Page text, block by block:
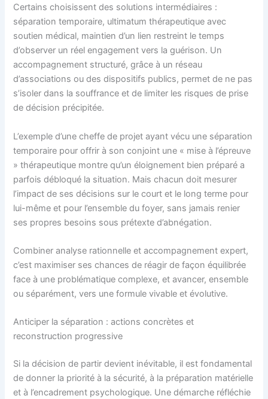
Certains choisissent des solutions intermédiaires :
séparation temporaire, ultimatum thérapeutique avec
soutien médical, maintien d’un lien restreint le temps
d’observer un réel engagement vers la guérison. Un
accompagnement structuré, grâce à un réseau
d’associations ou des dispositifs publics, permet de ne pas
s’isoler dans la souffrance et de limiter les risques de prise
de décision précipitée.
L’exemple d’une cheffe de projet ayant vécu une séparation
temporaire pour offrir à son conjoint une « mise à l’épreuve
» thérapeutique montre qu’un éloignement bien préparé a
parfois débloqué la situation. Mais chacun doit mesurer
l’impact de ses décisions sur le court et le long terme pour
lui-même et pour l’ensemble du foyer, sans jamais renier
ses propres besoins sous prétexte d’abnégation.
Combiner analyse rationnelle et accompagnement expert,
c’est maximiser ses chances de réagir de façon équilibrée
face à une problématique complexe, et avancer, ensemble
ou séparément, vers une formule vivable et évolutive.
Anticiper la séparation : actions concrètes et
reconstruction progressive
Si la décision de partir devient inévitable, il est fondamental
de donner la priorité à la sécurité, à la préparation matérielle
et à l’encadrement psychologique. Une démarche réfléchie